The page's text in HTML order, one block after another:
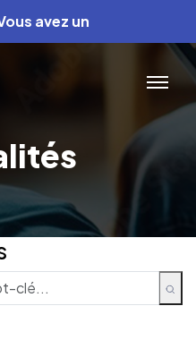
avez un projet ? Nous